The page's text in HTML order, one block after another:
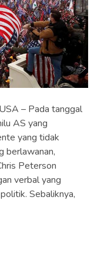
– Pada tanggal
AS yang
yang tidak
berlawanan,
Peterson
verbal yang
Sebaliknya,